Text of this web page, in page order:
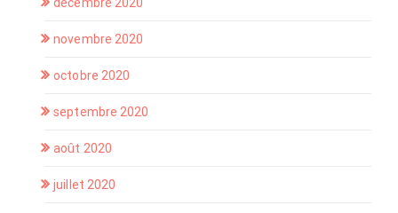
décembre 2020
novembre 2020
octobre 2020
septembre 2020
août 2020
juillet 2020